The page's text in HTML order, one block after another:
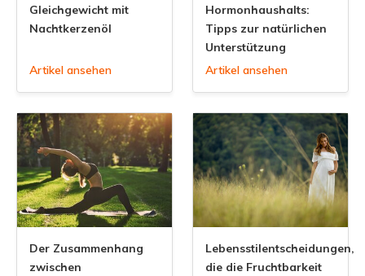
Gleichgewicht mit
Nachtkerzenöl
Artikel ansehen
Hormonhaushalts:
Tipps zur natürlichen
Unterstützung
Artikel ansehen
Der Zusammenhang
zwischen
Lebensstilentscheidungen,
die die Fruchtbarkeit